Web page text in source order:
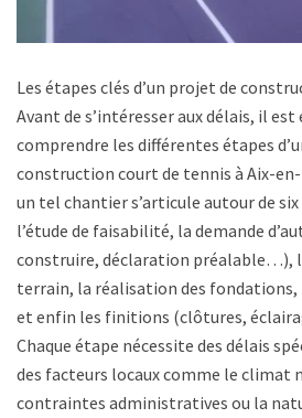
Les étapes clés d’un projet de
Avant de s’intéresser aux délais, il est
comprendre les différentes étapes
construction court de tennis à Aix-
un tel chantier s’articule autour de six
l’étude de faisabilité, la demande
construire, déclaration préalable…),
terrain, la réalisation des fondations,
et enfin les finitions (clôtures,
Chaque étape nécessite des délais
des facteurs locaux comme le climat
contraintes administratives ou la